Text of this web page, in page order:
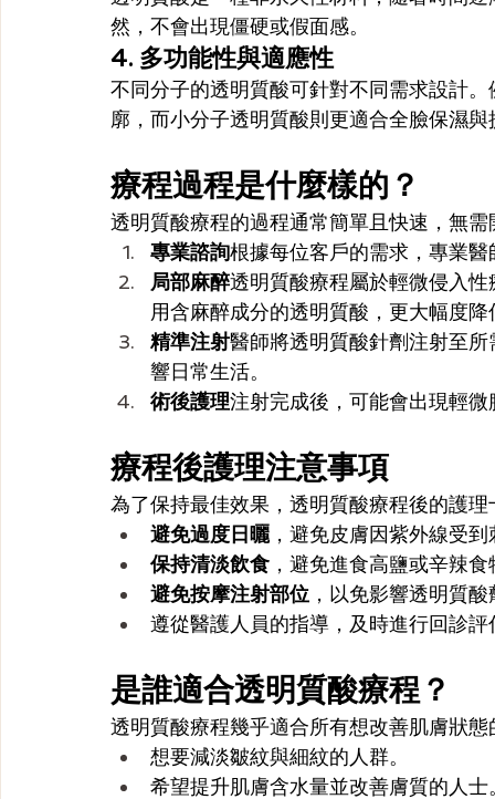
然，不會出現僵硬或假面感。
4. 多功能性與適應性
不同分子的透明質酸可針對不同需求設計
廓，而小分子透明質酸則更適合全臉保濕與
療程過程是什麼樣的？
透明質酸療程的過程通常簡單且快速，無
專業諮詢根據每位客戶的需求，專業
局部麻醉透明質酸療程屬於輕微侵入
用含麻醉成分的透明質酸，更大幅度降
精準注射醫師將透明質酸針劑注射至
響日常生活。
術後護理注射完成後，可能會出現輕
療程後護理注意事項
為了保持最佳效果，透明質酸療程後的護
避免過度日曬 ，避免皮膚因紫外線受
保持清淡飲食 ，避免進食高鹽或辛辣食
避免按摩注射部位 ，以免影響透明質
遵從醫護人員的指導，及時進行回診評
是誰適合透明質酸療程？
透明質酸療程幾乎適合所有想改善肌膚狀
想要減淡皺紋與細紋的人群。
希望提升肌膚含水量並改善膚質的人士